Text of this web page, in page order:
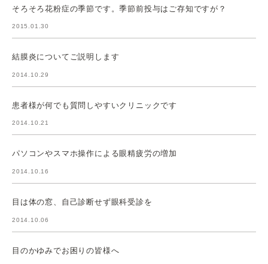
そろそろ花粉症の季節です。季節前投与はご存知ですが？
2015.01.30
結膜炎についてご説明します
2014.10.29
患者様が何でも質問しやすいクリニックです
2014.10.21
パソコンやスマホ操作による眼精疲労の増加
2014.10.16
目は体の窓、自己診断せず眼科受診を
2014.10.06
目のかゆみでお困りの皆様へ